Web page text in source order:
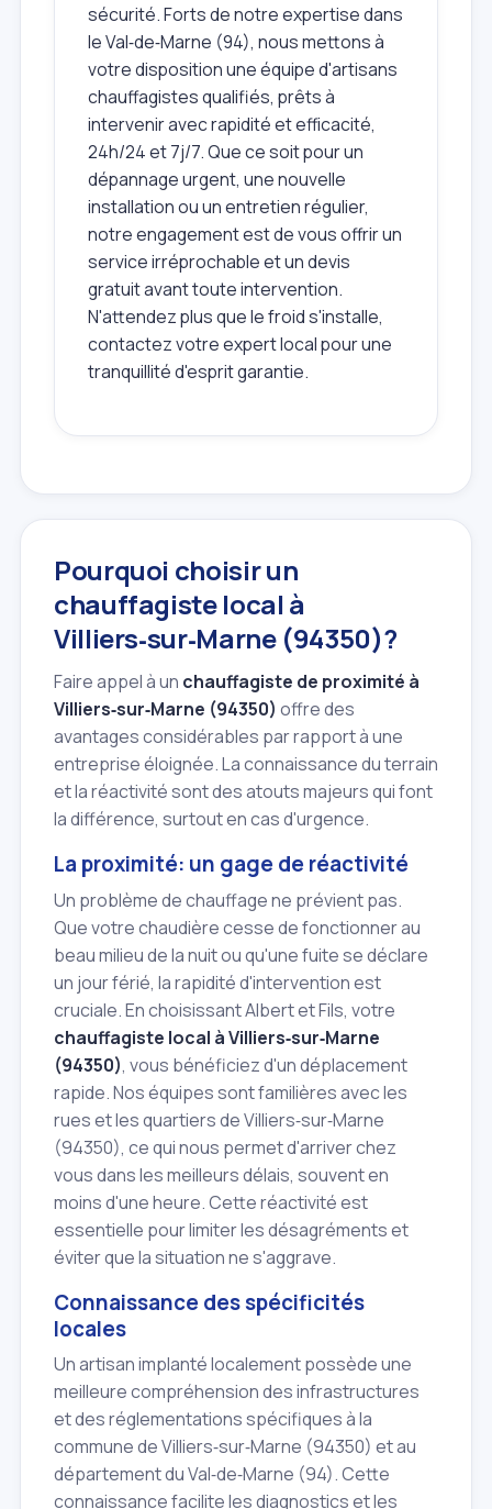
sécurité. Forts de notre expertise dans
le Val‑de‑Marne (94), nous mettons à
votre disposition une équipe d'artisans
chauffagistes qualifiés, prêts à
intervenir avec rapidité et efficacité,
24h/24 et 7j/7. Que ce soit pour un
dépannage urgent, une nouvelle
installation ou un entretien régulier,
notre engagement est de vous offrir un
service irréprochable et un devis
gratuit avant toute intervention.
N'attendez plus que le froid s'installe,
contactez votre expert local pour une
tranquillité d'esprit garantie.
Pourquoi choisir un
chauffagiste local à
Villiers‑sur‑Marne (94350)?
Faire appel à un chauffagiste de proximité à
Villiers‑sur‑Marne (94350) offre des
avantages considérables par rapport à une
entreprise éloignée. La connaissance du terrain
et la réactivité sont des atouts majeurs qui font
la différence, surtout en cas d'urgence.
La proximité: un gage de réactivité
Un problème de chauffage ne prévient pas.
Que votre chaudière cesse de fonctionner au
beau milieu de la nuit ou qu'une fuite se déclare
un jour férié, la rapidité d'intervention est
cruciale. En choisissant Albert et Fils, votre
chauffagiste local à Villiers‑sur‑Marne
(94350), vous bénéficiez d'un déplacement
rapide. Nos équipes sont familières avec les
rues et les quartiers de Villiers‑sur‑Marne
(94350), ce qui nous permet d'arriver chez
vous dans les meilleurs délais, souvent en
moins d'une heure. Cette réactivité est
essentielle pour limiter les désagréments et
éviter que la situation ne s'aggrave.
Connaissance des spécificités
locales
Un artisan implanté localement possède une
meilleure compréhension des infrastructures
et des réglementations spécifiques à la
commune de Villiers‑sur‑Marne (94350) et au
département du Val‑de‑Marne (94). Cette
connaissance facilite les diagnostics et les